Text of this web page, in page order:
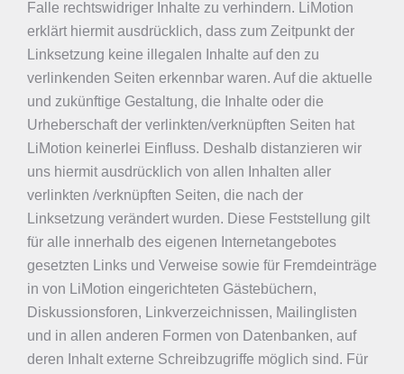
Falle rechtswidriger Inhalte zu verhindern. LiMotion
erklärt hiermit ausdrücklich, dass zum Zeitpunkt der
Linksetzung keine illegalen Inhalte auf den zu
verlinkenden Seiten erkennbar waren. Auf die aktuelle
und zukünftige Gestaltung, die Inhalte oder die
Urheberschaft der verlinkten/verknüpften Seiten hat
LiMotion keinerlei Einfluss. Deshalb distanzieren wir
uns hiermit ausdrücklich von allen Inhalten aller
verlinkten /verknüpften Seiten, die nach der
Linksetzung verändert wurden. Diese Feststellung gilt
für alle innerhalb des eigenen Internetangebotes
gesetzten Links und Verweise sowie für Fremdeinträge
in von LiMotion eingerichteten Gästebüchern,
Diskussionsforen, Linkverzeichnissen, Mailinglisten
und in allen anderen Formen von Datenbanken, auf
deren Inhalt externe Schreibzugriffe möglich sind. Für